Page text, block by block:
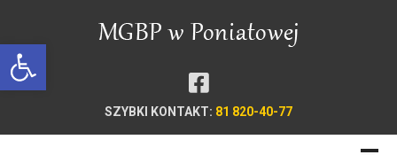
Open toolbar
SZYBKI KONTAKT: 81 820-40-77